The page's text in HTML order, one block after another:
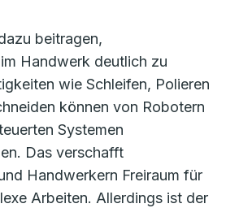
beitragen,
Handwerk deutlich zu
wie Schleifen, Polieren
können von Robotern
Systemen
Das verschafft
Handwerkern Freiraum für
Arbeiten. Allerdings ist der